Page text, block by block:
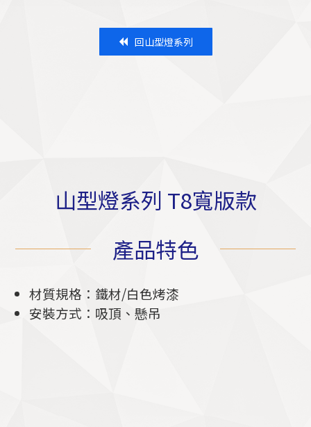
回山型燈系列
山型燈系列 T8寬版款
產品特色
材質規格： 鐵材/白色烤漆
安裝方式：吸頂、懸吊